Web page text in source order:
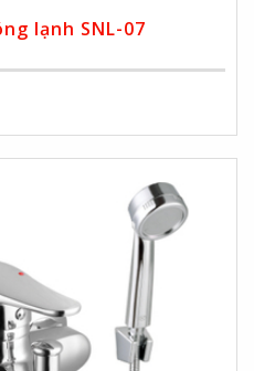
lạnh SNL-07